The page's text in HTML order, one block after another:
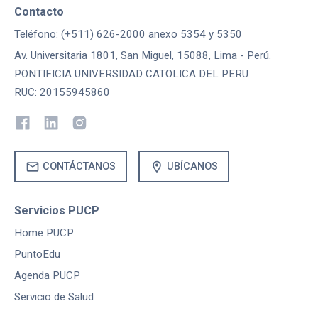
Contacto
Teléfono: (+511) 626-2000 anexo 5354 y 5350
Av. Universitaria 1801, San Miguel, 15088, Lima - Perú.
PONTIFICIA UNIVERSIDAD CATOLICA DEL PERU
RUC: 20155945860
mail CONTÁCTANOS location_on UBÍCANOS
Servicios PUCP
Home PUCP
PuntoEdu
Agenda PUCP
Servicio de Salud